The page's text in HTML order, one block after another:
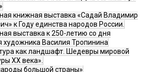
книжная выставка «Садай Владимир
к Году единства народов России.
выставка к 250-летию со дня
художника Василия Тропинина
как ландшафт. Шедевры мировой
XX века».
большой страны»